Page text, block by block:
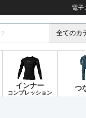
電子
インナー
コンプレッション
つ